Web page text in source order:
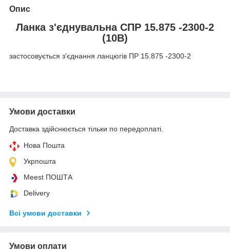
Опис
Ланка з'єднувальна СПР 15.875 -2300-2
(10B)
застосовується з'єднання ланцюгів ПР 15.875 -2300-2
Умови доставки
Доставка здійснюється тільки по передоплаті.
Нова Пошта
Укрпошта
Meest ПОШТА
Delivery
Всі умови доставки
Умови оплати